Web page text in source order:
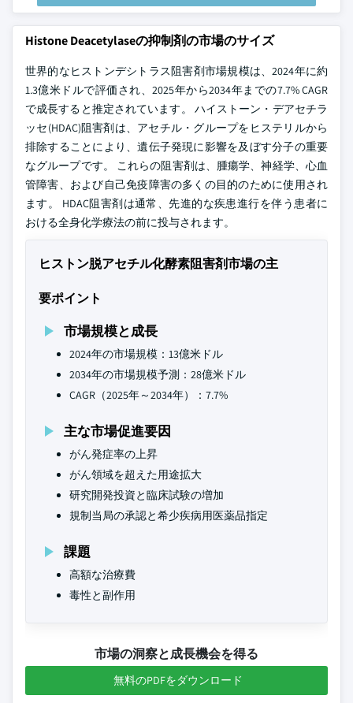
Histone Deacetylaseの抑制剤の市場のサイズ
世界的なヒストンデシトラス阻害剤市場規模は、2024年に約
1.3億米ドルで評価され、2025年から2034年までの7.7% CAGR
で成長すると推定されています。 ハイストーン・デアセチラ
ッセ(HDAC)阻害剤は、アセチル・グループをヒステリルから
排除することにより、遺伝子発現に影響を及ぼす分子の重要
なグループです。 これらの阻害剤は、腫瘍学、神経学、心血
管障害、および自己免疫障害の多くの目的のために使用され
ます。 HDAC阻害剤は通常、先進的な疾患進行を伴う患者に
おける全身化学療法の前に投与されます。
ヒストン脱アセチル化酵素阻害剤市場の主
要ポイント
市場規模と成長
2024年の市場規模：13億米ドル
2034年の市場規模予測：28億米ドル
CAGR（2025年～2034年）：7.7%
主な市場促進要因
がん発症率の上昇
がん領域を超えた用途拡大
研究開発投資と臨床試験の増加
規制当局の承認と希少疾病用医薬品指定
課題
高額な治療費
毒性と副作用
市場の洞察と成長機会を得る
無料のPDFをダウンロード